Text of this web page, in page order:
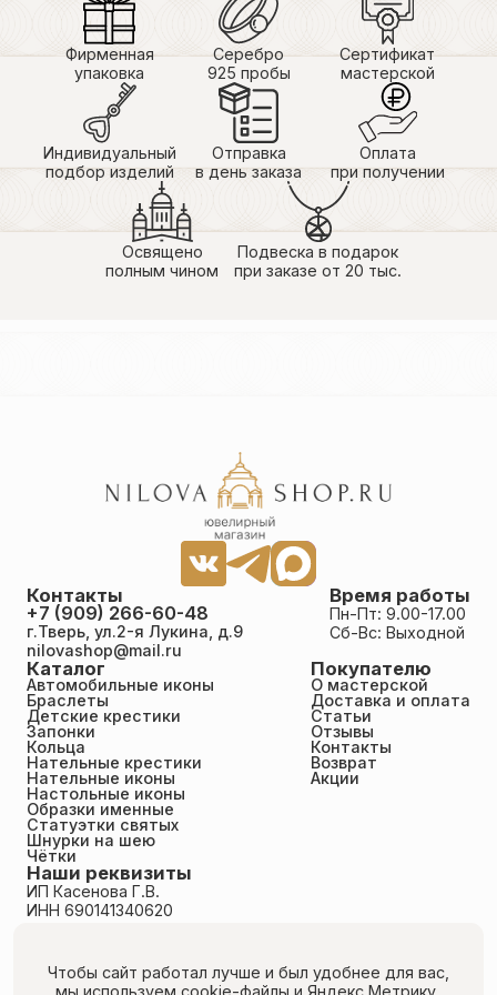
Фирменная
упаковка
Серебро
925 пробы
Сертификат
мастерской
Индивидуальный
подбор изделий
Отправка
в день заказа
Оплата
при получении
Освящено
полным чином
Подвеска в подарок
при заказе от 20 тыс.
Каталог
Автомобильные иконы
Браслеты
Детские крестики
Запонки
Кольца
Нательные крестики
Нательные иконы
Настольные иконы
Образки именные
Статуэтки святых
Шнурки на шею
Чётки
Покупателю
О мастерской
Доставка и оплата
Статьи
Отзывы
Контакты
Возврат
Акции
Время работы
Пн-Пт: 9.00-17.00
Сб-Вс: Выходной
Контакты
+7 (909) 266-60-48
г.Тверь, ул.2-я Лукина, д.9
nilovashop@mail.ru
Наши реквизиты
ИП Касенова Г.В.
ИНН 690141340620
Пользовательское соглашение
Публичная оферта
Чтобы сайт работал лучше и был удобнее для вас,
мы используем cookie-файлыи Яндекс.Метрику.